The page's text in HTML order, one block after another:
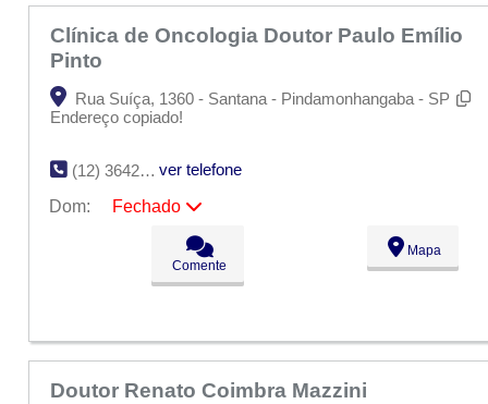
Clínica de Oncologia Doutor Paulo Emílio
Pinto
Rua Suíça, 1360 - Santana - Pindamonhangaba - SP
Endereço copiado!
(12) 3642-2189
ver telefone
Dom:
Fechado
09:00 - 18:00
09:00 - 18:00
09:00 - 18:00
Comente
Mapa
Doutor Renato Coimbra Mazzini